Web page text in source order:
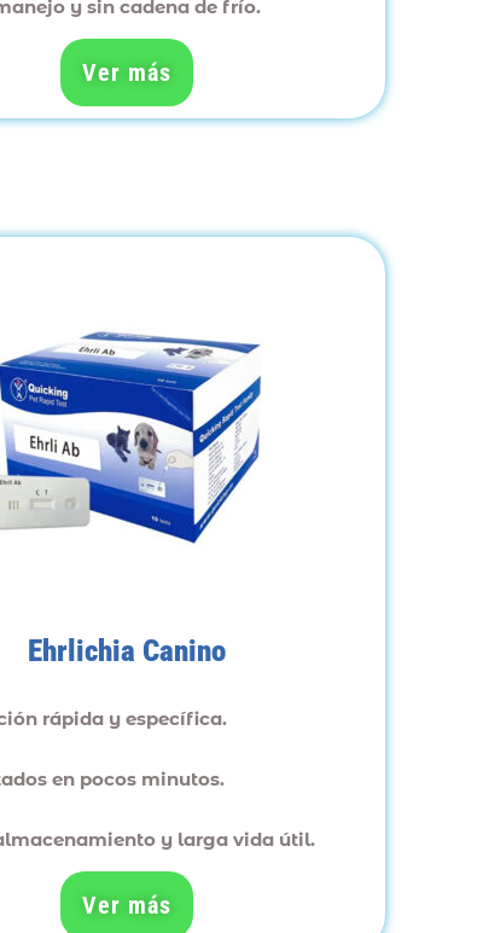
y sin cadena de frío.
Ver más
Ehrlichia Canino
rápida y específica.
en pocos minutos.
y larga vida útil.
Ver más